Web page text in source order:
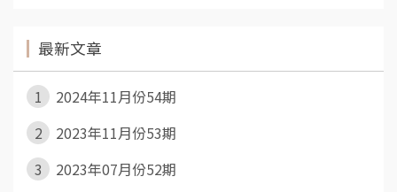
最新文章
1
2024年11月份54期
2
2023年11月份53期
3
2023年07月份52期